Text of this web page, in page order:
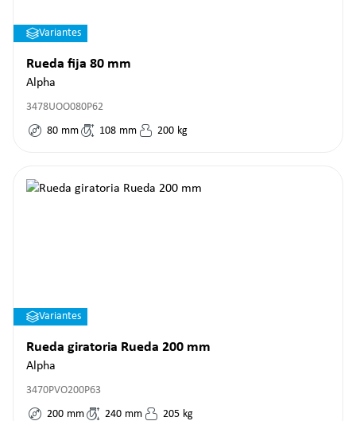
Variantes
Rueda fija 80 mm
Alpha
3478UOO080P62
80 mm 108 mm 200 kg
Variantes
Rueda giratoria Rueda 200 mm
Alpha
3470PVO200P63
200 mm 240 mm 205 kg